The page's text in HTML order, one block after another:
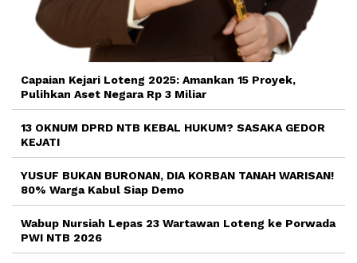
Capaian Kejari Loteng 2025: Amankan 15 Proyek,
Pulihkan Aset Negara Rp 3 Miliar
13 OKNUM DPRD NTB KEBAL HUKUM? SASAKA GEDOR
KEJATI
YUSUF BUKAN BURONAN, DIA KORBAN TANAH WARISAN!
80% Warga Kabul Siap Demo
Wabup Nursiah Lepas 23 Wartawan Loteng ke Porwada
PWI NTB 2026